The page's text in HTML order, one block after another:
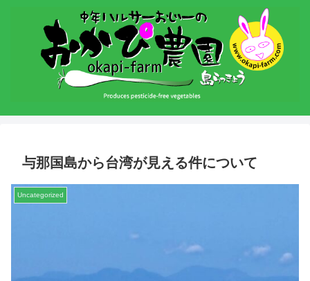
与那国島から台湾が見える件について
Uncategorized